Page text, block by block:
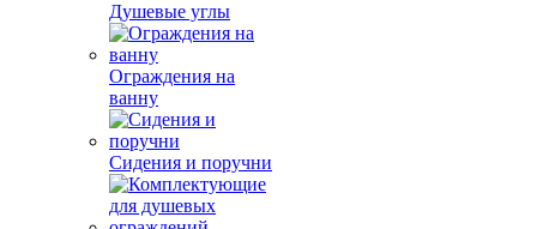
Душевые углы
Ограждения на
ванну
Сидения и поручни